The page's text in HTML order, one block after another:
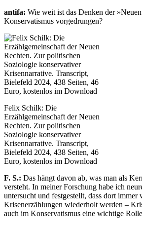
antifa: Wie weit ist das Denken der
Konservatismus vorgedrungen?
Felix Schilk: Die
Erzählgemeinschaft der Neuen
Rechten. Zur politischen
Soziologie konservativer
Krisennarrative. Transcript,
Bielefeld 2024, 438 Seiten, 46
Euro, kostenlos im Download
F. S.: Das hängt davon ab, was man als
versteht. In meiner Forschung habe ich
untersucht und festgestellt, dass dort immer
Krisenerzählungen wiederholt werden –
auch im Konservatismus eine wichtige